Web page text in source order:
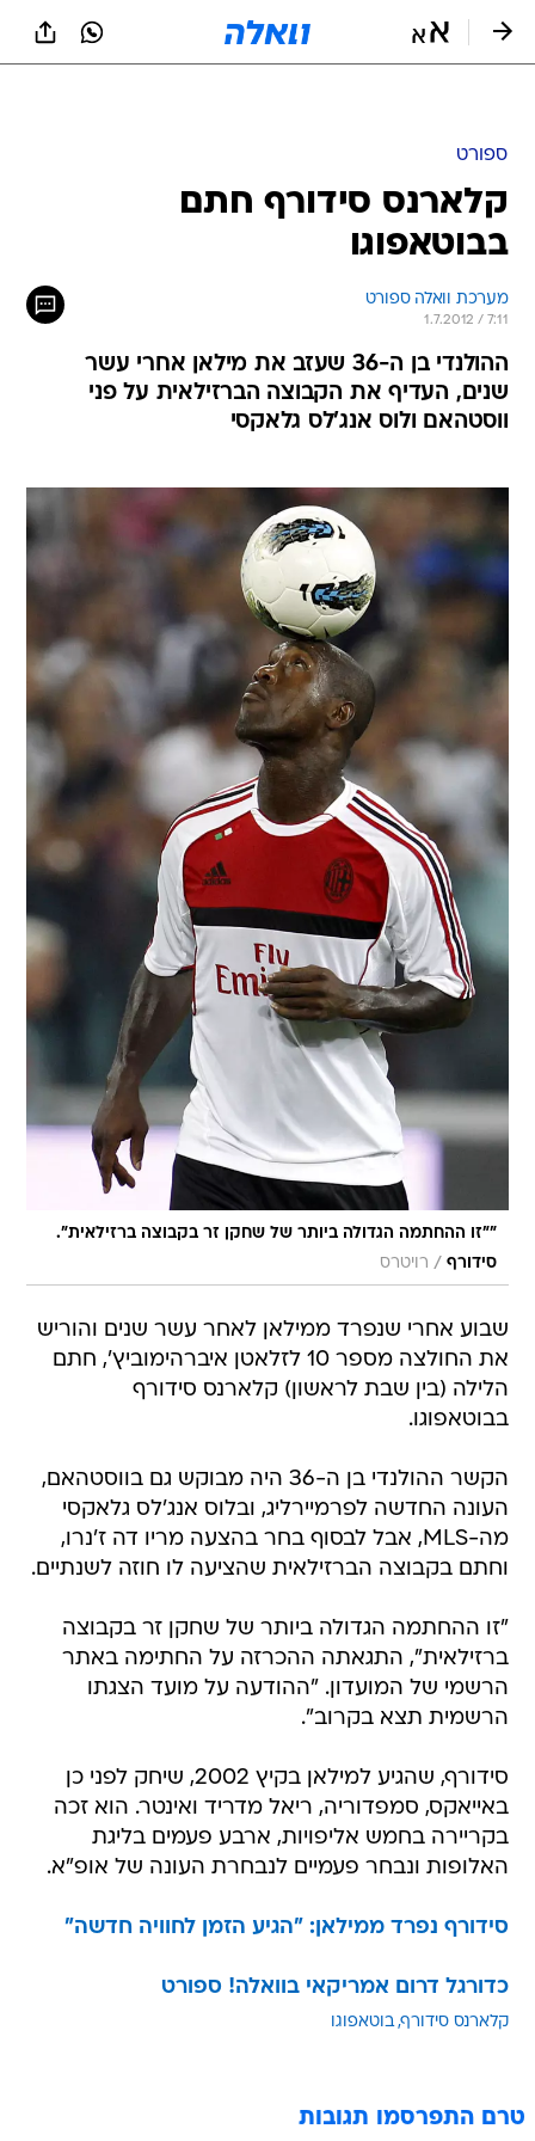
ספורט
קלארנס סידורף חתם
בבוטאפוגו
מערכת וואלה ספורט
1.7.2012 / 7:11
ההולנדי בן ה-36 שעזב את מילאן אחרי עשר
שנים, העדיף את הקבוצה הברזילאית על פני
ווסטהאם ולוס אנג'לס גלאקסי
""זו ההחתמה הגדולה ביותר של שחקן זר בקבוצה ברזילאית".
סידורף / רויטרס
שבוע אחרי שנפרד ממילאן לאחר עשר שנים והוריש
את החולצה מספר 10 לזלאטן איברהימוביץ', חתם
הלילה (בין שבת לראשון) קלארנס סידורף
בבוטאפוגו.
הקשר ההולנדי בן ה-36 היה מבוקש גם בווסטהאם,
העונה החדשה לפרמיירליג, ובלוס אנג'לס גלאקסי
מה-MLS, אבל לבסוף בחר בהצעה מריו דה ז'נרו,
וחתם בקבוצה הברזילאית שהציעה לו חוזה לשנתיים.
"זו ההחתמה הגדולה ביותר של שחקן זר בקבוצה
ברזילאית", התגאתה ההכרזה על החתימה באתר
הרשמי של המועדון. "ההודעה על מועד הצגתו
הרשמית תצא בקרוב".
סידורף, שהגיע למילאן בקיץ 2002, שיחק לפני כן
באייאקס, סמפדוריה, ריאל מדריד ואינטר. הוא זכה
בקריירה בחמש אליפויות, ארבע פעמים בליגת
האלופות ונבחר פעמיים לנבחרת העונה של אופ"א.
סידורף נפרד ממילאן: "הגיע הזמן לחוויה חדשה"
כדורגל דרום אמריקאי בוואלה! ספורט
קלארנס סידורף בוטאפוגו
טרם התפרסמו תגובות